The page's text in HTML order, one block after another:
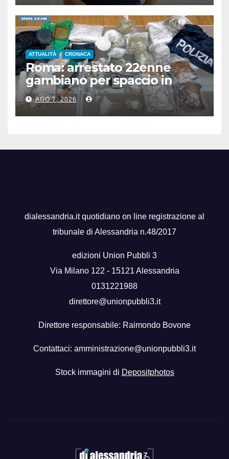
ATTUALITÀ CRONACA
Roma: arrestato 22enne
gambiano per spaccio in
stazione, aveva 7 Kg di droga
AGO 7, 2026
dialessandria.it quotidiano on line registrazione al
tribunale di Alessandria n.48/2017
edizioni Union Pubbli 3
Via Milano 122 - 15121 Alessandria
0131221988
direttore@unionpubbli3.it
Direttore responsabile: Raimondo Bovone
Contattaci: amministrazione@unionpubbli3.it
Stock immagini di Depositphotos